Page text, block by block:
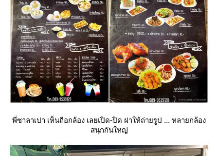
พี่ซาลาเปา เห็นถือกล้อง เลยเปิด-ปิด ฝาให้ถ่ายรูป ... หลายกล้อง
สนุกกันใหญ่